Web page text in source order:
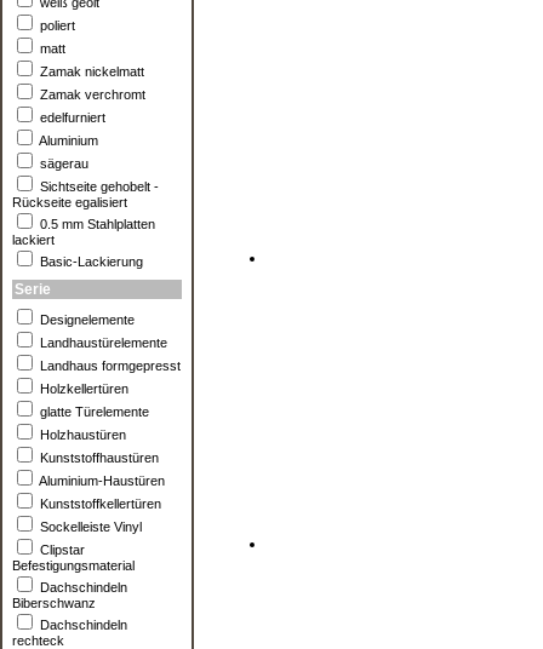
poliert
matt
Zamak nickelmatt
Zamak verchromt
edelfurniert
Aluminium
sägerau
Sichtseite gehobelt -
Rückseite egalisiert
0.5 mm Stahlplatten
lackiert
Basic-Lackierung
Serie
Designelemente
Landhaustürelemente
Landhaus formgepresst
Holzkellertüren
glatte Türelemente
Holzhaustüren
Kunststoffhaustüren
Aluminium-Haustüren
Kunststoffkellertüren
Sockelleiste Vinyl
Clipstar
Befestigungsmaterial
Dachschindeln
Biberschwanz
Dachschindeln
rechteck